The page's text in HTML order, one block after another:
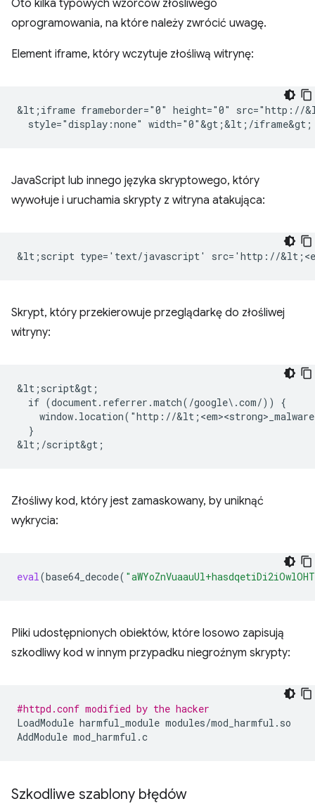
Oto kilka typowych wzorców złośliwego
oprogramowania, na które należy zwrócić uwagę.
Element iframe, który wczytuje złośliwą witrynę:
&lt;iframe frameborder="0" height="0" src="http://
JavaScript lub innego języka skryptowego, który
wywołuje i uruchamia skrypty z witryna atakująca:
Skrypt, który przekierowuje przeglądarkę do złośliwej
witryny:
&lt;script&gt;
  if (document.referrer.match(/google\.com/)) {
window.location("http://
  }
Złośliwy kod, który jest zamaskowany, by uniknąć
wykrycia:
eval(base64_decode(
Pliki udostępnionych obiektów, które losowo zapisują
szkodliwy kod w innym przypadku niegroźnym skrypty:
#httpd.conf modified by the hacker
LoadModule harmful_module modules/mod_harmful.so
AddModule
Szkodliwe szablony błędów